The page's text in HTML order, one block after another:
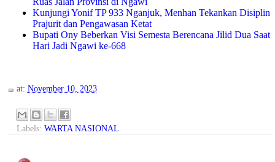
Kunjungi Yonif TP 933 Nganjuk, Menhan Tekankan Disiplin
Prajurit dan Pengawasan Ketat
Bupati Ony Beberkan Visi Semesta Berencana Jilid Dua Saat
Hari Jadi Ngawi ke-668
at: November 10, 2023
Labels: WARTA NASIONAL